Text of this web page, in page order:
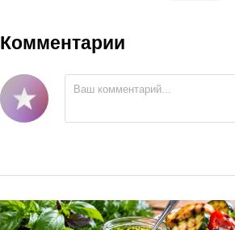
Комментарии